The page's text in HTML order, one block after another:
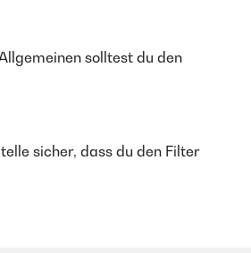
solltest du den
sicher, dass du den Filter